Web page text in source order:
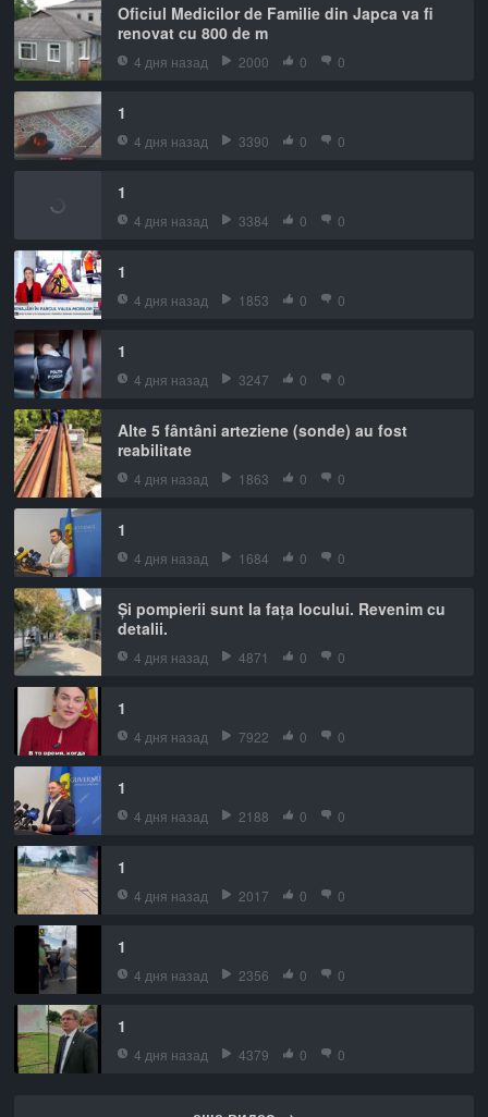
Oficiul Medicilor de Familie din Japca va fi
renovat cu 800 de m
4 дня назад 2000 0 0
1
4 дня назад 3390 0 0
1
4 дня назад 3384 0 0
1
4 дня назад 1853 0 0
1
4 дня назад 3247 0 0
Alte 5 fântâni arteziene (sonde) au fost
reabilitate
4 дня назад 1863 0 0
1
4 дня назад 1684 0 0
Și pompierii sunt la fața locului. Revenim cu
detalii.
4 дня назад 4871 0 0
1
4 дня назад 7922 0 0
1
4 дня назад 2188 0 0
1
4 дня назад 2017 0 0
1
4 дня назад 2356 0 0
1
4 дня назад 4379 0 0